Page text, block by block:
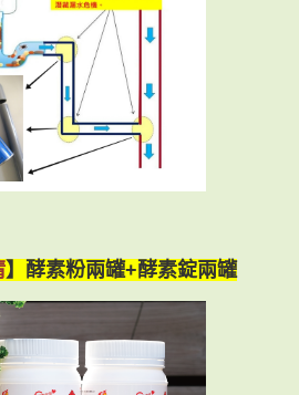
】酵素粉兩罐+酵素錠兩罐